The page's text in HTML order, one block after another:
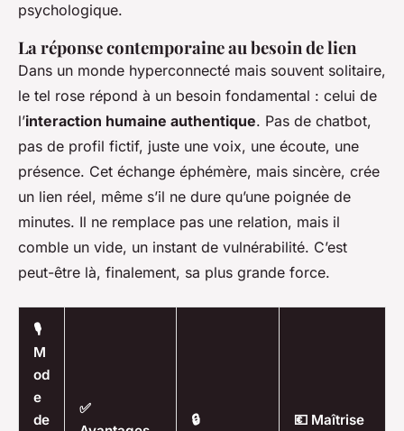
psychologique.
La réponse contemporaine au besoin de lien
Dans un monde hyperconnecté mais souvent solitaire,
le tel rose répond à un besoin fondamental : celui de
l’interaction humaine authentique. Pas de chatbot,
pas de profil fictif, juste une voix, une écoute, une
présence. Cet échange éphémère, mais sincère, crée
un lien réel, même s’il ne dure qu’une poignée de
minutes. Il ne remplace pas une relation, mais il
comble un vide, un instant de vulnérabilité. C’est
peut-être là, finalement, sa plus grande force.
🎙️
M
od
e
de
✅
🔒 💶 Maîtrise